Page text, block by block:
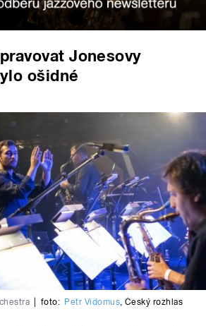
Jonesovy
ošidné
foto: Petr Vidomus, Český rozhlas